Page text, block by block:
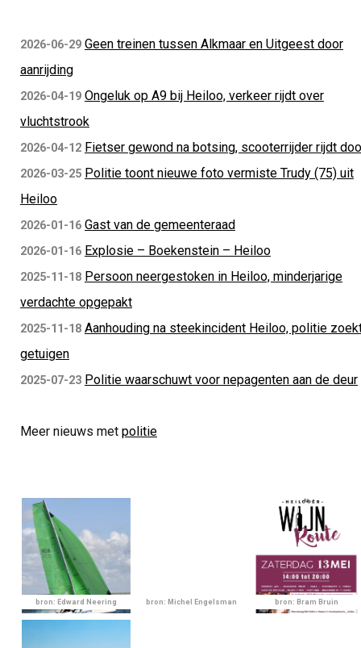
2026-06-29 Geen treinen tussen Alkmaar en Uitgeest door
aanrijding
2026-04-19 Ongeluk op A9 bij Heiloo, verkeer rijdt over
vluchtstrook
2026-04-12 Fietser gewond na botsing, scooterrijder rijdt
2026-03-25 Politie toont nieuwe foto vermiste Trudy (75) uit
Heiloo
2026-01-16 Gast van de gemeenteraad
2026-01-16 Explosie – Boekenstein – Heiloo
2025-11-18 Persoon neergestoken in Heiloo, minderjarige
verdachte opgepakt
2025-11-18 Aanhouding na steekincident Heiloo, politie
getuigen
2025-07-23 Politie waarschuwt voor nepagenten aan de deur
Meer nieuws met politie
bron: Edward Neering bron: Michel Engelsman bron: Bram Bruin